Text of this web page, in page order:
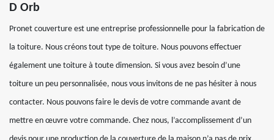
D Orb
Pronet couverture est une entreprise professionnelle pour la fabrication de
la toiture. Nous créons tout type de toiture. Nous pouvons effectuer
également une toiture à toute dimension. Si vous avez besoin d’une
toiture un peu personnalisée, nous vous invitons de ne pas hésiter à nous
contacter. Nous pouvons faire le devis de votre commande avant de
mettre en œuvre votre commande. Chez nous, l’accomplissement d’un